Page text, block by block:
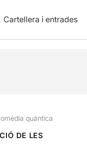
Cartellera i entrades
quàntica
DE LES